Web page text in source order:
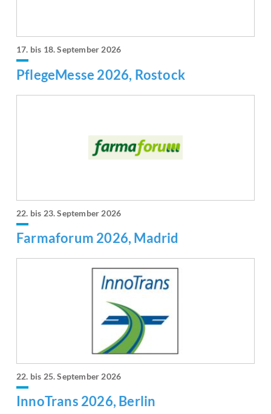
17. bis 18. September 2026
PflegeMesse 2026, Rostock
22. bis 23. September 2026
Farmaforum 2026, Madrid
22. bis 25. September 2026
InnoTrans 2026, Berlin